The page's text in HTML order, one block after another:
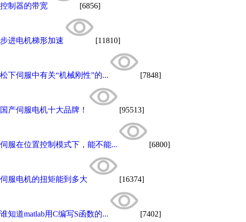
控制器的带宽 [6856]
步进电机梯形加速 [11810]
松下伺服中有关“机械刚性”的... [7848]
国产伺服电机十大品牌！ [95513]
伺服在位置控制模式下，能不能... [6800]
伺服电机的扭矩能到多大 [16374]
谁知道matlab用C编写S函数的... [7402]